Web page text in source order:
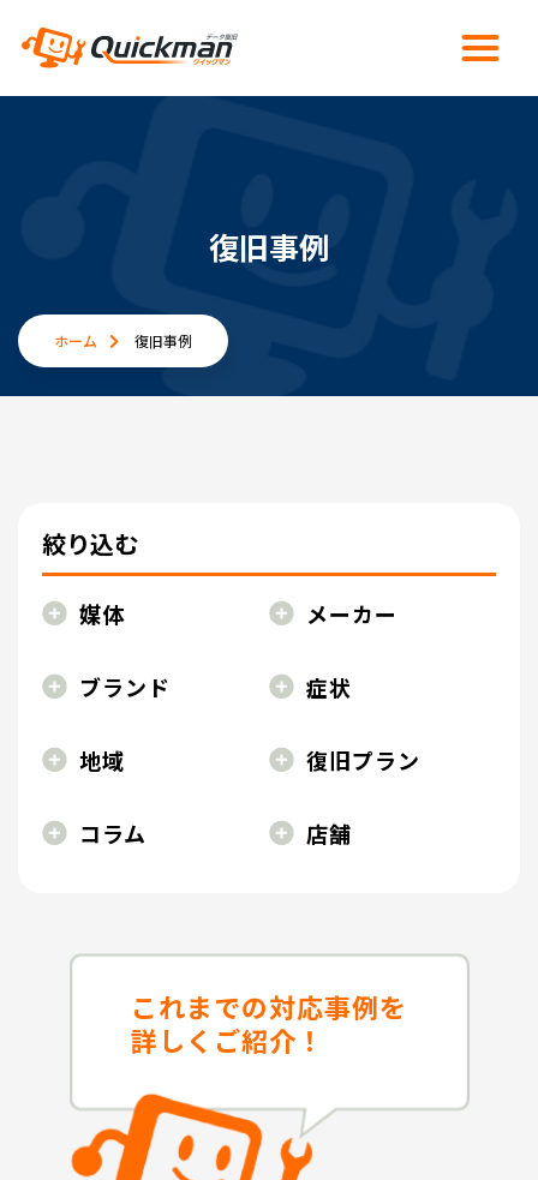
復旧事例
ホーム 復旧事例
絞り込む
媒体 メーカー
ブランド 症状
地域 復旧プラン
コラム 店舗
これまでの対応事例を
詳しくご紹介！